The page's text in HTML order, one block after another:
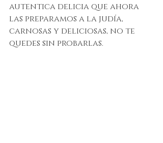
autentica delicia que ahora
las preparamos a la judía,
carnosas y deliciosas, no te
quedes sin probarlas.